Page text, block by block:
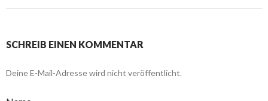
SCHREIB EINEN KOMMENTAR
Deine E-Mail-Adresse wird nicht veröffentlicht.